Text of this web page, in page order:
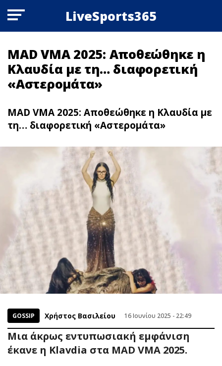
LiveSports365
MAD VMA 2025: Αποθεώθηκε η
Κλαυδία με τη… διαφορετική
«Αστερομάτα»
MAD VMA 2025: Αποθεώθηκε η Κλαυδία με
τη… διαφορετική «Αστερομάτα»
GOSSIP Χρήστος Βασιλείου 16 Ιουνίου 2025 - 22:49
Μια άκρως εντυπωσιακή εμφάνιση
έκανε η Klavdia στα MAD VMA 2025.